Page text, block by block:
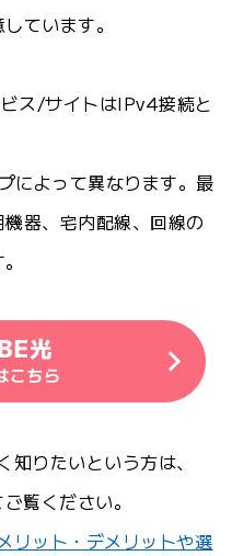
ています。
ス/サイトはIPv4接続と
によって異なります。最
器、宅内配線、回線の
りたいという方は、
覧ください。
リット・デメリットや選